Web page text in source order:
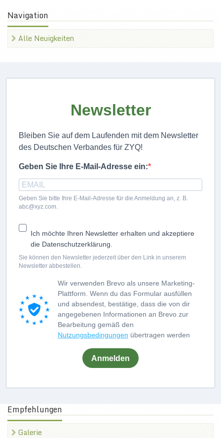
Navigation
Alle Neuigkeiten
Newsletter
Bleiben Sie auf dem Laufenden mit dem Newsletter
des Deutschen Verbandes für ZYQ!
Geben Sie Ihre E-Mail-Adresse ein:
Geben Sie bitte Ihre E-Mail-Adresse für die Anmeldung an, z. B.
abc@xyz.com.
Ich möchte Ihren Newsletter erhalten und akzeptiere
die Datenschutzerklärung.
Sie können den Newsletter jederzeit über den Link in unserem
Newsletter abbestellen.
Wir verwenden Brevo als unsere Marketing-
Plattform. Wenn du das Formular ausfüllen
und absendest, bestätige, dass die von dir
angegebenen Informationen an Brevo zur
Bearbeitung gemäß den
Nutzungsbedingungen übertragen werden
Anmelden
Empfehlungen
Galerie